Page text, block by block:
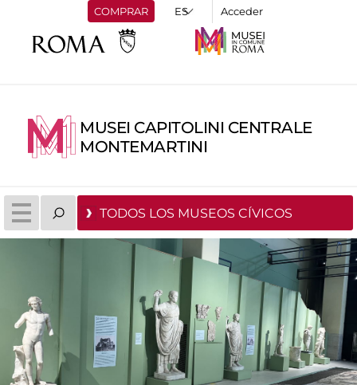
COMPRAR Acceder
MUSEI CAPITOLINI CENTRALE
MONTEMARTINI
TODOS LOS MUSEOS CÍVICOS